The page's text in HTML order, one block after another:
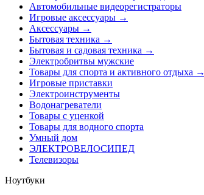
Автомобильные видеорегистраторы
Игровые аксессуары →
Аксессуары →
Бытовая техника →
Бытовая и садовая техника →
Электробритвы мужские
Товары для спорта и активного отдыха →
Игровые приставки
Электроинструменты
Водонагреватели
Товары с уценкой
Товары для водного спорта
Умный дом
ЭЛЕКТРОВЕЛОСИПЕД
Телевизоры
Ноутбуки